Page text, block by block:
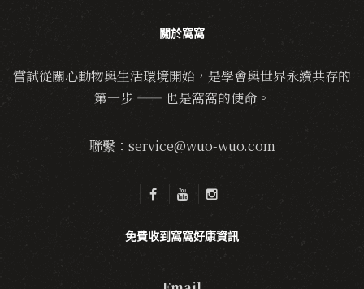
關於窩窩
嘗試從關心動物與生活環境開始，是學會與世界永續共存的
第一步 —— 也是窩窩的使命。
聯繫：service@wuo-wuo.com
免費收到窩窩好康資訊